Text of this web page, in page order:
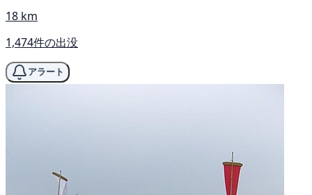
18 km
1,474件の出没
アラート